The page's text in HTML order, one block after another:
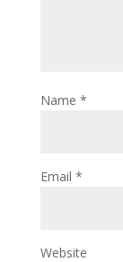
Name *
Email *
Website